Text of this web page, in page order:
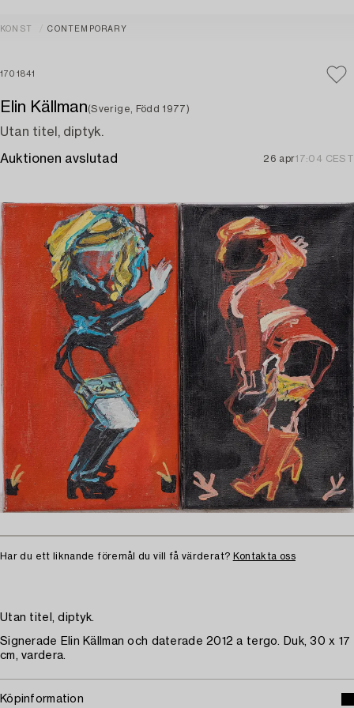
KONST CONTEMPORARY
1701841
Elin Källman(Sverige, Född 1977)
Utan titel, diptyk.
Auktionen avslutad 26 apr17:04 CEST
Har du ett liknande föremål du vill få värderat? Kontakta oss
Utan titel, diptyk.
Signerade Elin Källman och daterade 2012 a tergo. Duk, 30 x 17
cm, vardera.
Köpinformation